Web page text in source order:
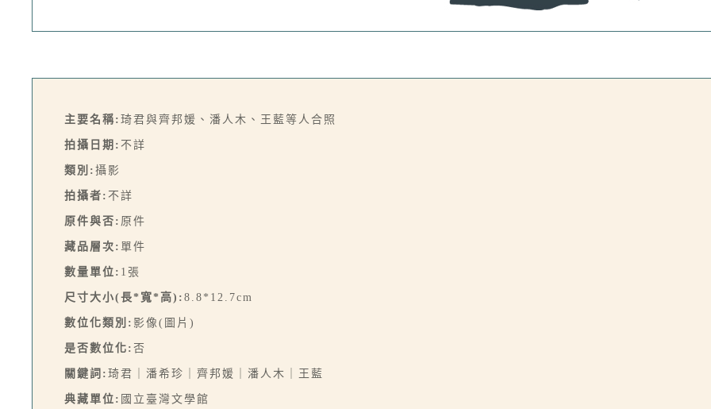
主要名稱: 琦君與齊邦媛、潘人木、王藍等人合照
拍攝日期: 不詳
類別: 攝影
拍攝者: 不詳
原件與否: 原件
藏品層次: 單件
數量單位: 1張
尺寸大小(長*寬*高): 8.8*12.7cm
數位化類別: 影像(圖片)
是否數位化: 否
關鍵詞: 琦君｜潘希珍｜齊邦媛｜潘人木｜王藍
典藏單位: 國立臺灣文學館